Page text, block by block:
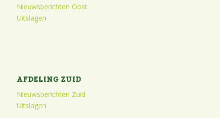
Nieuwsberichten Oost
Uitslagen
AFDELING ZUID
Nieuwsberichten Zuid
Uitslagen